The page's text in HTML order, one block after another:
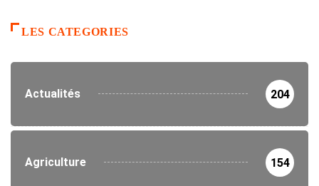
LES CATEGORIES
Actualités 204
Agriculture 154